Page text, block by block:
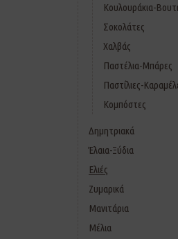
Κουλουράκια-
Σοκολάτες
Χαλβάς
Παστέλια-Μπάρες
Παστίλιες-
Κομπόστες
Δημητριακά
Έλαια-Ξύδια
Ελιές
Ζυμαρικά
Μανιτάρια
Μέλια